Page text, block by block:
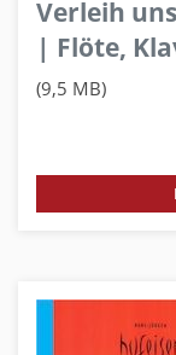
Verleih
| Flöte,
(9,5 MB)